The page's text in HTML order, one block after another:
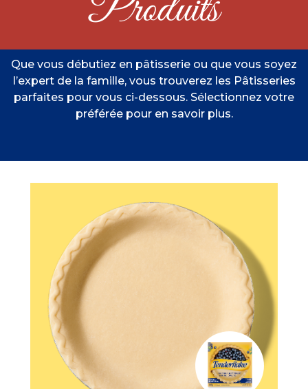
Que vous débutiez en pâtisserie ou que vous soyez
l’expert de la famille, vous trouverez les Pâtisseries
parfaites pour vous ci-dessous. Sélectionnez votre
préférée pour en savoir plus.